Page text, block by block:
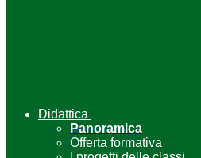
Didattica
Panoramica
Offerta formativa